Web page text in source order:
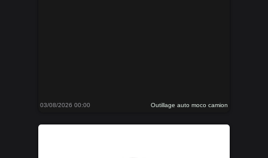
03/08/2026 00:00 Outillage auto moco camion